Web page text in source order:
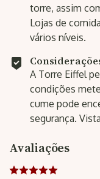
torre, assim
Lojas de
vários níveis.
A Torre Eiffel
condições
cume pode
segurança.
Avaliações